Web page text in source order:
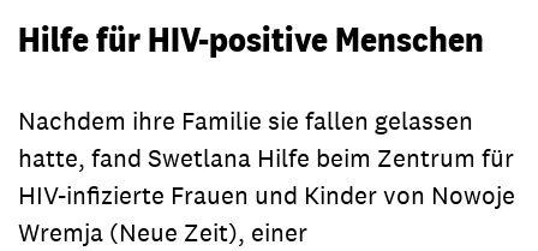
Hilfe für HIV-positive Menschen
Nachdem ihre Familie sie fallen gelassen
hatte, fand Swetlana Hilfe beim Zentrum für
HIV-infizierte Frauen und Kinder von Nowoje
Wremja (Neue Zeit), einer